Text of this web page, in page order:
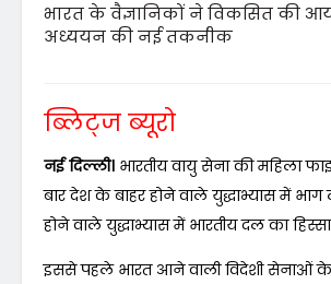
भारत के वैज्ञानिकों ने विकसित की
अध्ययन की नई तकनीक
ब्लिट्ज ब्यूरो
नई दिल्ली। भारतीय वायु सेना की महिला
बार देश के बाहर होने वाले युद्धाभ्यास में भाग
होने वाले युद्धाभ्यास में भारतीय दल का हिस्सा
इससे पहले भारत आने वाली विदेशी सेनाओं